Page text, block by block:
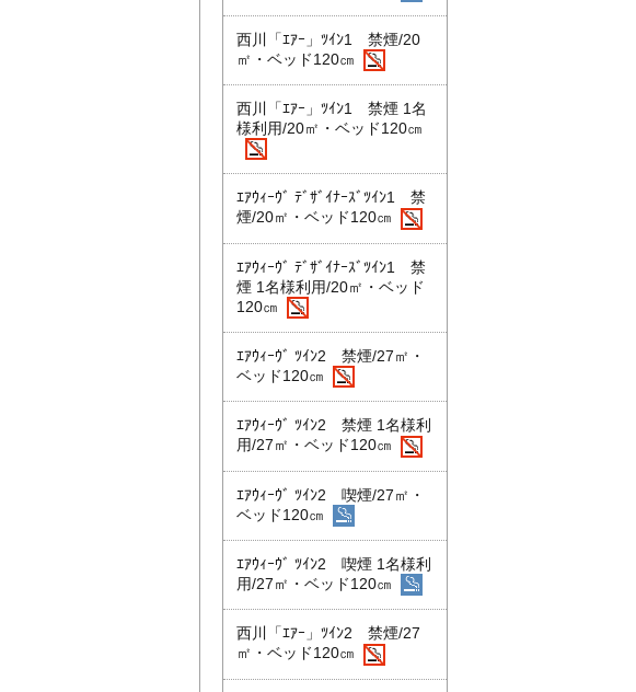
西川「ｴｱｰ」ﾂｲﾝ1 禁煙/20
㎡・ベッド120㎝
西川「ｴｱｰ」ﾂｲﾝ1 禁煙 1名
様利用/20㎡・ベッド120㎝
ｴｱｳｨｰｳﾞ ﾃﾞｻﾞｲﾅｰｽﾞﾂｲﾝ1 禁
煙/20㎡・ベッド120㎝
ｴｱｳｨｰｳﾞ ﾃﾞｻﾞｲﾅｰｽﾞﾂｲﾝ1 禁
煙 1名様利用/20㎡・ベッド
120㎝
ｴｱｳｨｰｳﾞ ﾂｲﾝ2 禁煙/27㎡・
ベッド120㎝
ｴｱｳｨｰｳﾞ ﾂｲﾝ2 禁煙 1名様利
用/27㎡・ベッド120㎝
ｴｱｳｨｰｳﾞ ﾂｲﾝ2 喫煙/27㎡・
ベッド120㎝
ｴｱｳｨｰｳﾞ ﾂｲﾝ2 喫煙 1名様利
用/27㎡・ベッド120㎝
西川「ｴｱｰ」ﾂｲﾝ2 禁煙/27
㎡・ベッド120㎝